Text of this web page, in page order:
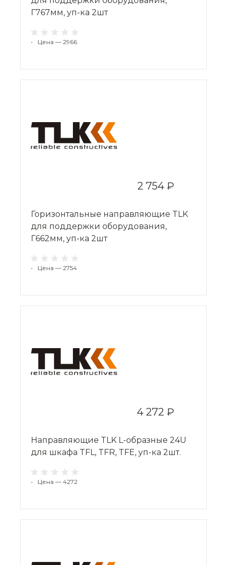
Г767мм, уп-ка 2шт
• Цена — 2966
2 754 ₽
Горизонтальные направляющие TLK
для поддержки оборудования,
Г662мм, уп-ка 2шт
• Цена — 2754
4 272 ₽
Направляющие TLK L-образные 24U
для шкафа TFL, TFR, TFE, уп-ка 2шт.
• Цена — 4272